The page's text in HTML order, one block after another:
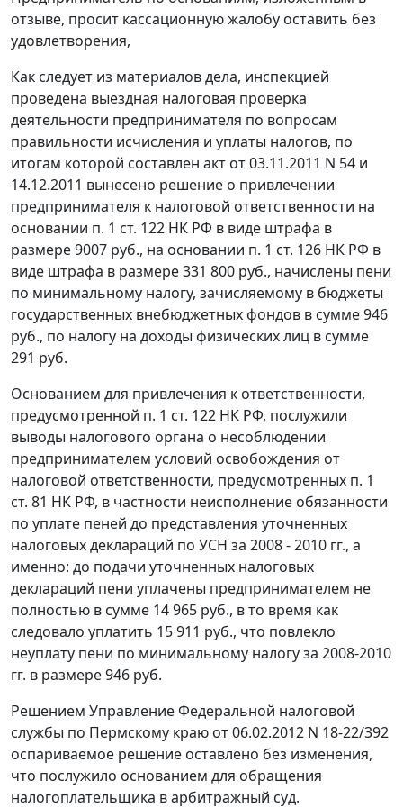
отзыве, просит кассационную жалобу оставить без
удовлетворения,
Как следует из материалов дела, инспекцией
проведена выездная налоговая проверка
деятельности предпринимателя по вопросам
правильности исчисления и уплаты налогов, по
итогам которой составлен акт от 03.11.2011 N 54 и
14.12.2011 вынесено решение о привлечении
предпринимателя к налоговой ответственности на
основании п. 1 ст. 122 НК РФ в виде штрафа в
размере 9007 руб., на основании п. 1 ст. 126 НК РФ в
виде штрафа в размере 331 800 руб., начислены пени
по минимальному налогу, зачисляемому в бюджеты
государственных внебюджетных фондов в сумме 946
руб., по налогу на доходы физических лиц в сумме
291 руб.
Основанием для привлечения к ответственности,
предусмотренной п. 1 ст. 122 НК РФ, послужили
выводы налогового органа о несоблюдении
предпринимателем условий освобождения от
налоговой ответственности, предусмотренных п. 1
ст. 81 НК РФ, в частности неисполнение обязанности
по уплате пеней до представления уточненных
налоговых деклараций по УСН за 2008 - 2010 гг., а
именно: до подачи уточненных налоговых
деклараций пени уплачены предпринимателем не
полностью в сумме 14 965 руб., в то время как
следовало уплатить 15 911 руб., что повлекло
неуплату пени по минимальному налогу за 2008-2010
гг. в размере 946 руб.
Решением Управление Федеральной налоговой
службы по Пермскому краю от 06.02.2012 N 18-22/392
оспариваемое решение оставлено без изменения,
что послужило основанием для обращения
налогоплательщика в арбитражный суд.